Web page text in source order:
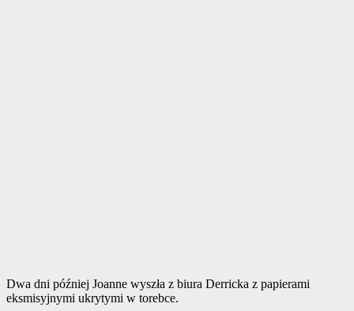
Dwa dni później Joanne wyszła z biura Derricka z papierami
eksmisyjnymi ukrytymi w torebce.